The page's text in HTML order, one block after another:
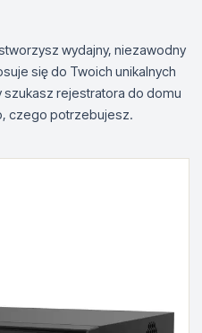
wydajny, niezawodny
się do Twoich unikalnych
rejestratora do domu
czego potrzebujesz.